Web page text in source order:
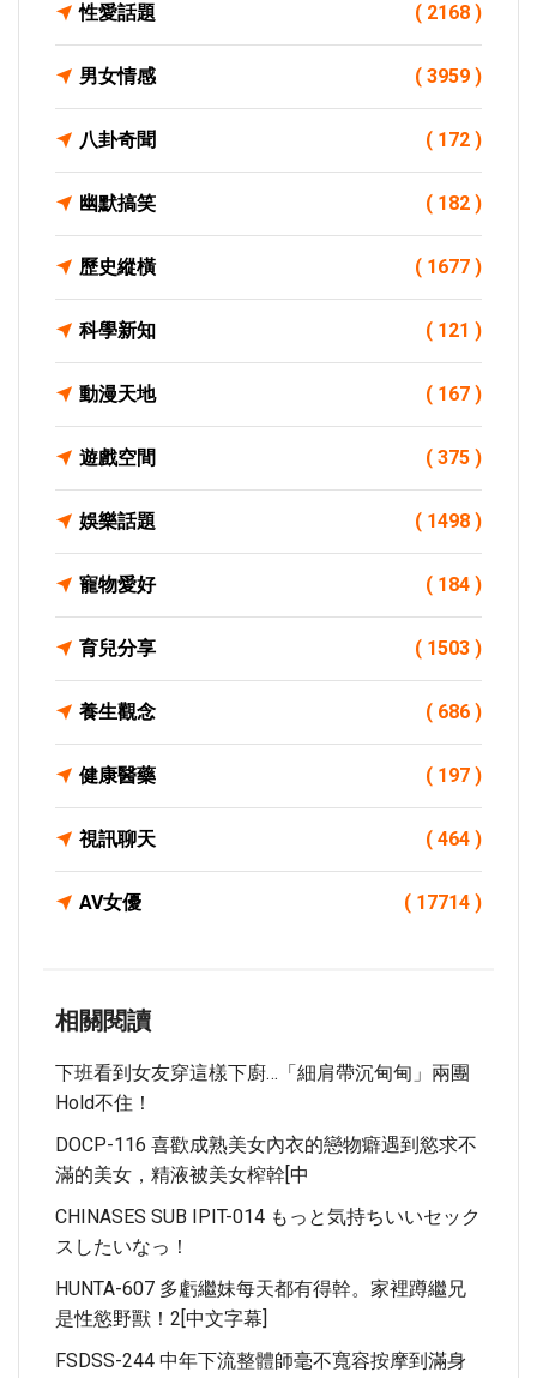
性愛話題 ( 2168 )
男女情感 ( 3959 )
八卦奇聞 ( 172 )
幽默搞笑 ( 182 )
歷史縱橫 ( 1677 )
科學新知 ( 121 )
動漫天地 ( 167 )
遊戲空間 ( 375 )
娛樂話題 ( 1498 )
寵物愛好 ( 184 )
育兒分享 ( 1503 )
養生觀念 ( 686 )
健康醫藥 ( 197 )
視訊聊天 ( 464 )
AV女優 ( 17714 )
相關閱讀
下班看到女友穿這樣下廚…「細肩帶沉甸甸」兩團
Hold不住！
DOCP-116 喜歡成熟美女內衣的戀物癖遇到慾求不
滿的美女，精液被美女榨幹[中
CHINASES SUB IPIT-014 もっと気持ちいいセック
スしたいなっ！
HUNTA-607 多虧繼妹每天都有得幹。家裡蹲繼兄
是性慾野獸！2[中文字幕]
FSDSS-244 中年下流整體師毫不寬容按摩到滿身